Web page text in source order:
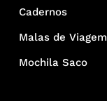
Cadernos
Malas de Viagem
Mochila Saco